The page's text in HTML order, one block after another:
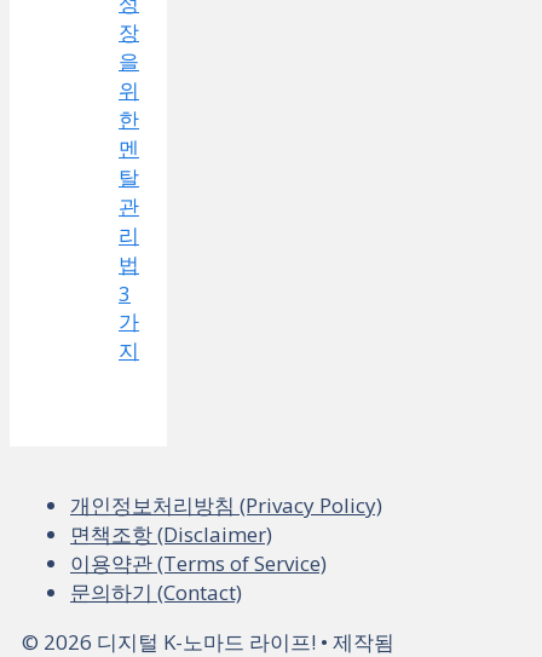
장
을
위
한
멘
탈
관
리
법
3
가
지
개인정보처리방침 (Privacy Policy)
면책조항 (Disclaimer)
이용약관 (Terms of Service)
문의하기 (Contact)
© 2026 디지털 K-노마드 라이프! • 제작됨